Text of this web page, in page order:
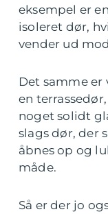
eksempel er
isoleret dør,
vender ud
Det samme er
en
noget solidt
slags dør, der
åbnes op og
måde.
Så er der jo